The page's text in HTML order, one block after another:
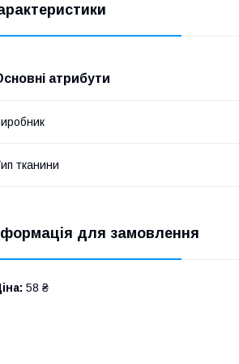
атрибути
тканини
для замовлення
58 ₴